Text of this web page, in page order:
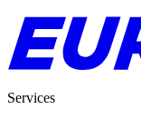
Services